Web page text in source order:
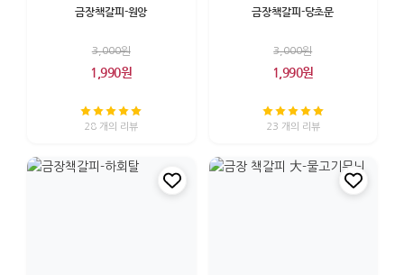
금장책갈피-원앙
3,000원
1,990원
28 개의 리뷰
금장책갈피-당초문
3,000원
1,990원
23 개의 리뷰